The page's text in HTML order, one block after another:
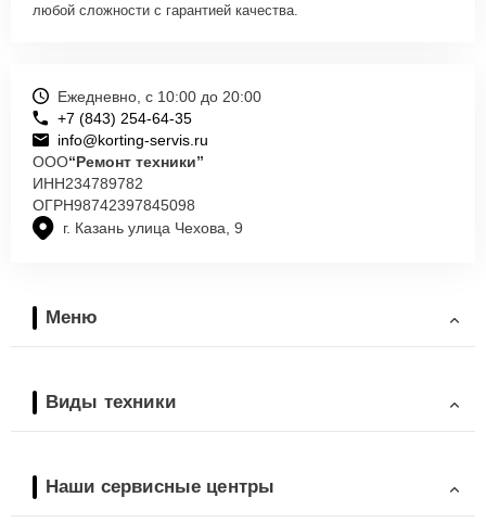
любой сложности с гарантией качества.
г. Казань улица Чехова, 9
Ежедневно, с 10:00 до 20:00
+7 (843) 254-64-35
info@korting-servis.ru
ООО“Ремонт техники”
ИНН234789782
ОГРН98742397845098
Меню
Виды техники
Наши сервисные центры